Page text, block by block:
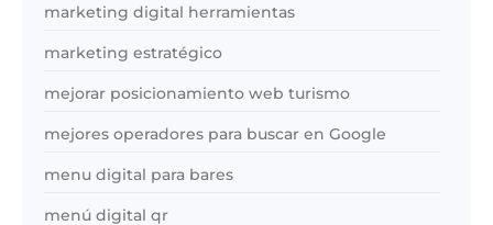
marketing digital herramientas
marketing estratégico
mejorar posicionamiento web turismo
mejores operadores para buscar en Google
menu digital para bares
menú digital qr